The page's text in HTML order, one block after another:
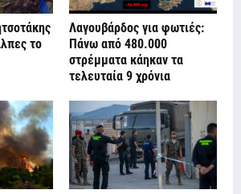
το
Λαγουβάρδος για φωτιές:
Πάνω από 480.000
στρέμματα κάηκαν τα
τελευταία 9 χρόνια